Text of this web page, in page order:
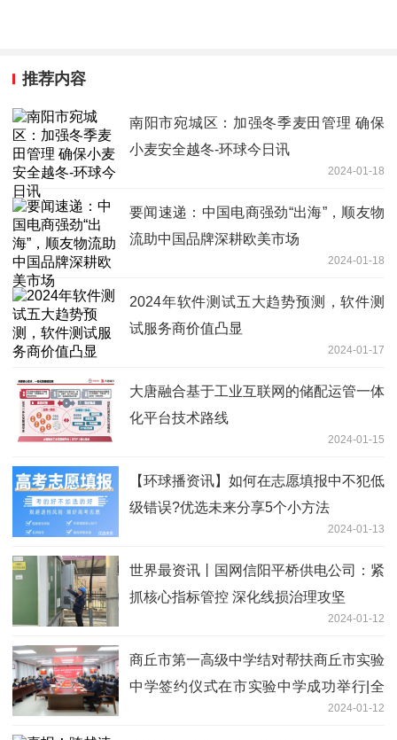
推荐内容
南阳市宛城区：加强冬季麦田管理 确保
小麦安全越冬-环球今日讯
2024-01-18
要闻速递：中国电商强劲“出海”，顺友物
流助中国品牌深耕欧美市场
2024-01-18
2024年软件测试五大趋势预测，软件测
试服务商价值凸显
2024-01-17
大唐融合基于工业互联网的储配运管一体
化平台技术路线
2024-01-15
【环球播资讯】如何在志愿填报中不犯低
级错误?优选未来分享5个小方法
2024-01-13
世界最资讯丨国网信阳平桥供电公司：紧
抓核心指标管控 深化线损治理攻坚
2024-01-12
商丘市第一高级中学结对帮扶商丘市实验
中学签约仪式在市实验中学成功举行|全
2024-01-12